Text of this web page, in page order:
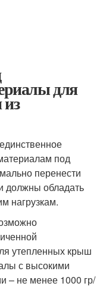
для
под
перенести
должны обладать
нагрузкам.
утепленных крыш
с высокими
– не менее 1000 гр/